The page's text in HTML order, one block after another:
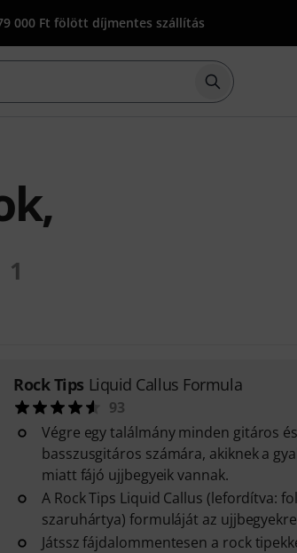
000 Ft fölött díjmentes szállítás
Keresés
1
Rock Tips Liquid Callus Formula
93
Végre egy találmány minden gitáros és
basszusgitáros számára, akiknek a
miatt fájó ujjbegyeik vannak.
A Rock Tips Liquid Callus (lefordítva:
szaruhártya) formuláját az ujjbegyekre
Játssz fájdalommentesen a rock